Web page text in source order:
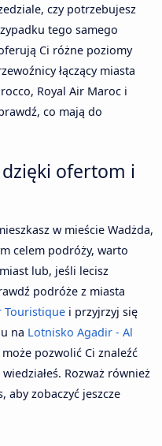
czy potrzebujesz
tego samego
Ci różne poziomy
łączący miasta
Royal Air Maroc i
co mają do
ofertom i
w mieście Wadżda,
celem podróży, warto
lub, jeśli lecisz
podróże z miasta
Touristique i przyjrzyj się
na Lotnisko Agadir - Al
pozwolić Ci znaleźć
Rozważ również
aby zobaczyć jeszcze